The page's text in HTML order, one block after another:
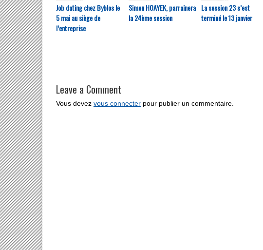
Job dating chez Byblos le
5 mai au siège de
l’entreprise
Simon HOAYEK, parrainera
la 24ème session
La session 23 s’est
terminé le 13 janvier
Leave a Comment
Vous devez vous connecter pour publier un commentaire.